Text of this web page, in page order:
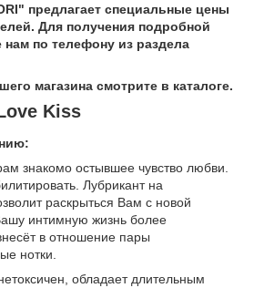
предлагает специальные цены
Для получения подробной
по телефону из раздела
магазина смотрите в каталоге.
Kiss
знакомо остывшее чувство любви.
Лубрикант на
раскрыться Вам с новой
интимную жизнь более
в отношение пары
нотки.
обладает длительным